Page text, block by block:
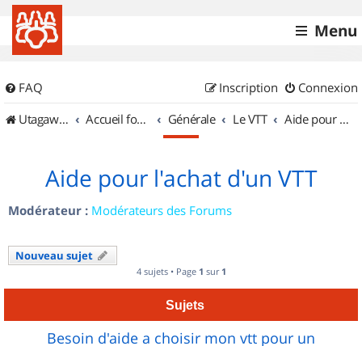
Menu
FAQ Connexion
Inscription
UtagawaVTT (Randos VTT et VTTAE avec traces GPS)
Accueil forum Générale Le VTT Aide pour l'achat d'un VTT
Aide pour l'achat d'un VTT
Modérateur : Modérateurs des Forums
Nouveau sujet
4 sujets • Page 1 sur 1
Sujets
Besoin d'aide a choisir mon vtt pour un